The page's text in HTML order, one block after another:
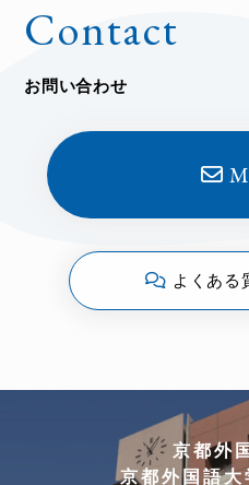
Contact
お問い合わせ
よくある
京都外
京都外国語